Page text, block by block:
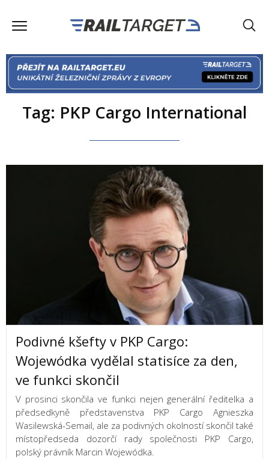
Tag: PKP Cargo International
Podivné kšefty v PKP Cargo:
Wojewódka vydělal statisíce za den,
ve funkci skončil
V prosinci skončila ve funkci nejen generální ředitelka a
předsedkyně představenstva PKP Cargo Agnieszka
Wasilewská-Semail, ale za podivných okolností skončil také
místopředseda dozorčí rady společnosti PKP Cargo,
polský právník Marcin Wojewódka.